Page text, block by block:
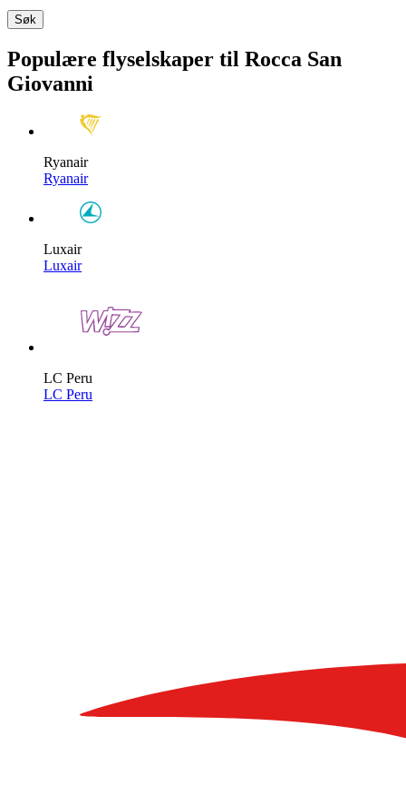
Søk
Populære flyselskaper til Rocca San
Giovanni
Ryanair
Ryanair
Luxair
Luxair
LC Peru
LC Peru